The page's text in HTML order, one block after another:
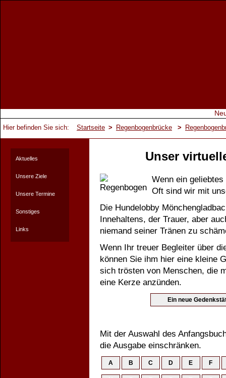
Hier befinden Sie sich: Startseite > Regenbogenbrücke >
Aktuelles
Unsere Ziele
Unsere Termine
Sonstiges
Links
Unser
Wenn ein
Oft sind wir mit
Die Hundelobby
Innehaltens, der Trauer, aber
niemand seiner Tränen zu
Wenn Ihr treuer Begleiter über
können Sie ihm hier eine kleine
sich trösten von Menschen, die
eine Kerze anzünden.
Mit der Auswahl des
die Ausgabe einschränken.